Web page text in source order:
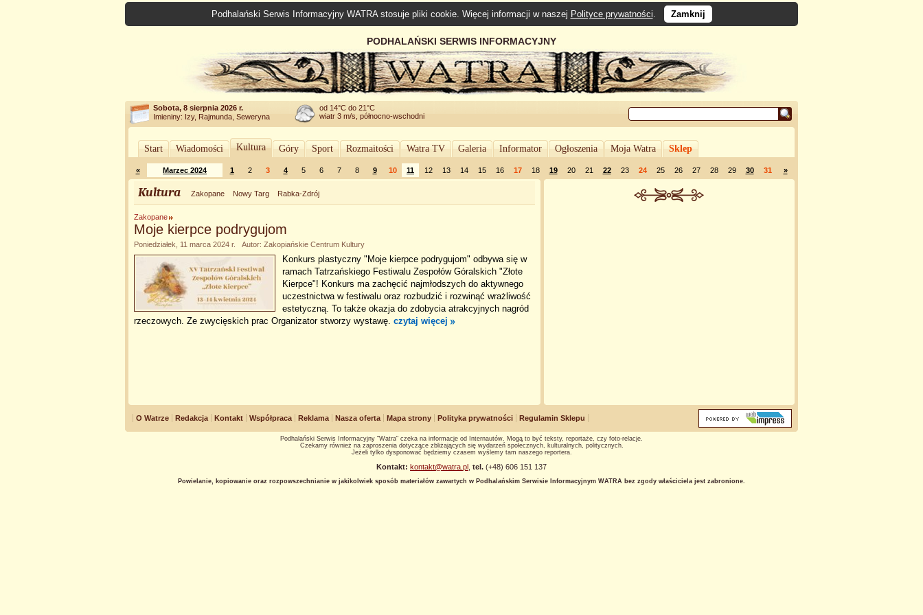
Podhalański Serwis Informacyjny WATRA stosuje pliki cookie. Więcej informacji w naszej Polityce prywatności. Zamknij
PODHALAŃSKI SERWIS INFORMACYJNY
Sobota, 8 sierpnia 2026 r.
Imieniny: Izy, Rajmunda, Seweryna
od 14°C do 21°C
wiatr 3 m/s, północno-wschodni
Start Wiadomości Kultura Góry Sport Rozmaitości Watra TV Galeria Informator Ogłoszenia Moja Watra Sklep
« Marzec 2024 1 2 3 4 5 6 7 8 9 10 11 12 13 14 15 16 17 18 19 20 21 22 23 24 25 26 27 28 29 30 31 »
Kultura Zakopane Nowy Targ Rabka-Zdrój
Zakopane
Moje kierpce podrygujom
Poniedziałek, 11 marca 2024 r. Autor: Zakopiańskie Centrum Kultury
Konkurs plastyczny "Moje kierpce podrygujom" odbywa się w
ramach Tatrzańskiego Festiwalu Zespołów Góralskich "Złote
Kierpce"! Konkurs ma zachęcić najmłodszych do aktywnego
uczestnictwa w festiwalu oraz rozbudzić i rozwinąć wrażliwość
estetyczną. To także okazja do zdobycia atrakcyjnych nagród
rzeczowych. Ze zwycięskich prac Organizator stworzy wystawę. czytaj więcej
O Watrze Redakcja Kontakt Współpraca Reklama Nasza oferta Mapa strony Polityka prywatności Regulamin Sklepu
Podhalański Serwis Informacyjny "Watra" czeka na informacje od Internautów. Mogą to być teksty, reportaże, czy foto-relacje.
Czekamy również na zaproszenia dotyczące zbliżających się wydarzeń społecznych, kulturalnych, politycznych.
Jeżeli tylko dysponować będziemy czasem wyślemy tam naszego reportera.
Kontakt: kontakt@watra.pl tel. (+48) 606 151 137
Powielanie, kopiowanie oraz rozpowszechnianie w jakikolwiek sposób materiałów zawartych w Podhalańskim Serwisie Informacyjnym WATRA bez zgody właściciela jest zabronione.